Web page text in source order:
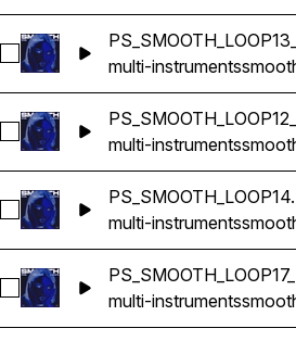
Sélectionnez multi-instruments
Sélectionnez multi-instruments
Sélectionnez multi-instruments
Sélectionnez multi-instruments